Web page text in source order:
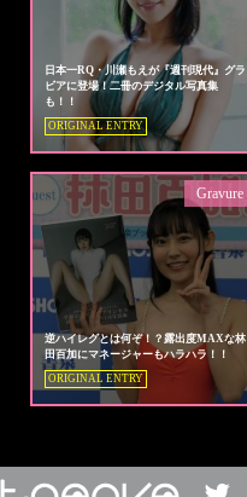
日本一RQ・川瀬もえが『週刊現代』グラ
ビアに登場！二冊のデジタル写真集
も！！
ORIGINAL ENTRY
逆ハイレグとは何ぞ！？露出度MAXな林
田百加にマネージャーもハラハラ！！
ORIGINAL ENTRY
Gravure